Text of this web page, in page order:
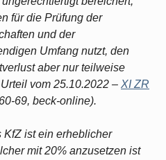
für die Prüfung der
und der
Umfang nutzt, den
aber nur teilweise
vom 25.10.2022 – XI ZR
69, beck-online).
ist ein erheblicher
mit 20% anzusetzen ist